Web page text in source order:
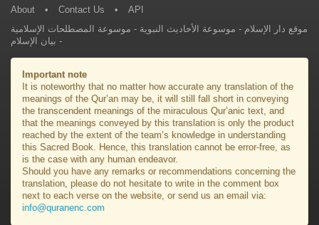
About • Contact Us •
API
موقع دار الإسلام - موسوعة الأحاديث النبوية - موسوعة المصطلحات الإسلامية
- بيان الإسلام
Important note
It is noteworthy that no matter how accurate any translation of the
meanings of the Qur’an may be, it will still fall short in conveying
the transcendent meanings of the miraculous Qur’anic text, and
that the meanings conveyed by this translation is only the product
reached by the extent of the team’s knowledge in understanding
this Sacred Book. Hence, this translation cannot be error-free, as
is the case with any human endeavor.
Should you have any remarks or recommendations concerning the
translation, please do not hesitate to write in the comment box
next to each verse on the website, or send us an email via:
info@quranenc.com